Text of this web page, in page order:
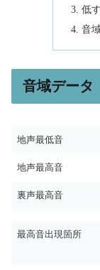
低
音
音域データ
地声最低音
地声最高音
裏声最高音
最高音出現箇所